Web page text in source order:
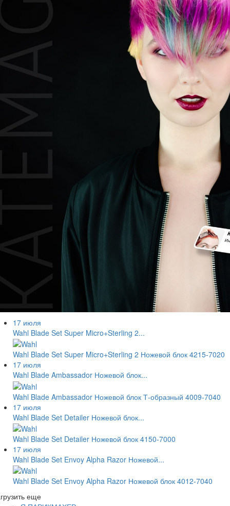
17 июля
Wahl Blade Set Super Micro+Sterling 2...
Wahl Blade Set Super Micro+Sterling 2 Ножевой блок 4215-7020
17 июля
Wahl Blade Ambassador Ножевой блок...
Wahl Blade Ambassador Ножевой блок Т-образный 4009-7040
17 июля
Wahl Blade Set Detailer Ножевой блок...
Wahl Blade Set Detailer Ножевой блок 4150-7000
17 июля
Wahl Blade Set Envoy Alpha Razor Ножевой...
Wahl Blade Set Envoy Alpha Razor Ножевой блок 4012-7040
еще